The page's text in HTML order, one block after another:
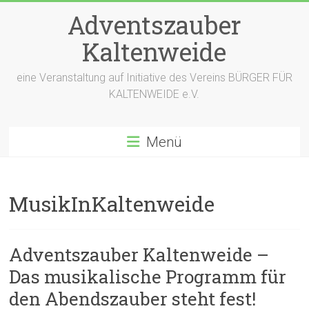
Adventszauber
Kaltenweide
eine Veranstaltung auf Initiative des Vereins BÜRGER FÜR
KALTENWEIDE e.V.
Menü
MusikInKaltenweide
Adventszauber Kaltenweide –
Das musikalische Programm für
den Abendszauber steht fest!